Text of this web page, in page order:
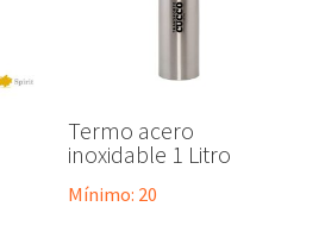
Termo acero
inoxidable 1 Litro
Mínimo: 20